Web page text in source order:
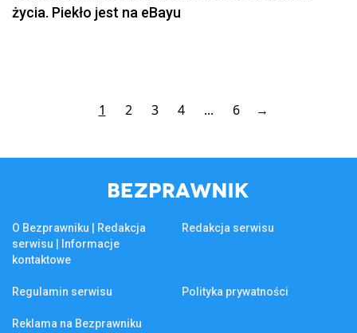
życia. Piekło jest na eBayu
1 2 3 4 ... 6 →
O Bezprawniku | Redakcja
serwisu | Informacje
kontaktowe
Redakcja serwisu
Regulamin serwisu Polityka prywatności
Reklama na Bezprawniku